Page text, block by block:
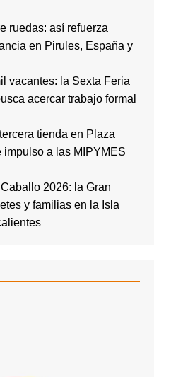
ruedas: así refuerza
en Pirules, España y
vacantes: la Sexta Feria
acercar trabajo formal
tienda en Plaza
impulso a las MIPYMES
2026: la Gran
y familias en la Isla